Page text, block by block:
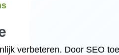
verbeteren. Door SEO